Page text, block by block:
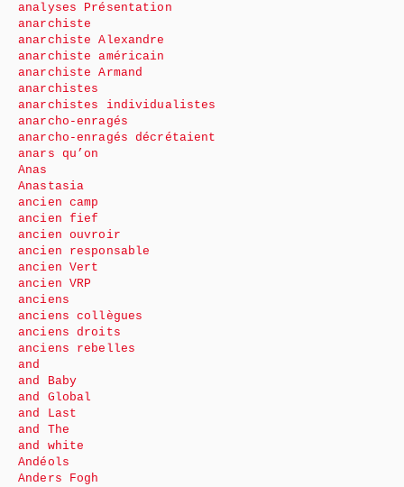
analyses Présentation
anarchiste
anarchiste Alexandre
anarchiste américain
anarchiste Armand
anarchistes
anarchistes individualistes
anarcho-enragés
anarcho-enragés décrétaient
anars qu’on
Anas
Anastasia
ancien camp
ancien fief
ancien ouvroir
ancien responsable
ancien Vert
ancien VRP
anciens
anciens collègues
anciens droits
anciens rebelles
and
and Baby
and Global
and Last
and The
and white
Andéols
Anders Fogh